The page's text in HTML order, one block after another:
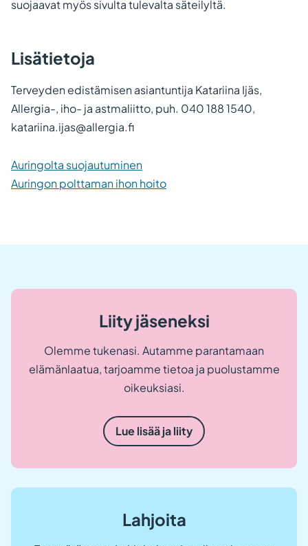
suojaavat myös sivulta tulevalta säteilyltä.
Lisätietoja
Terveyden edistämisen asiantuntija Katariina Ijäs,
Allergia-, iho- ja astmaliitto, puh. 040 188 1540,
katariina.ijas@allergia.fi
Auringolta suojautuminen
Auringon polttaman ihon hoito
Liity jäseneksi
Olemme tukenasi. Autamme parantamaan
elämänlaatua, tarjoamme tietoa ja puolustamme
oikeuksiasi.
Lue lisää ja liity
Lahjoita